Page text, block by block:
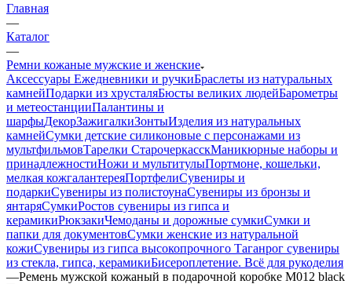
Главная
—
Каталог
—
Ремни кожаные мужские и женские
Аксессуары Ежедневники и ручкиБраслеты из натуральных
камнейПодарки из хрусталяБюсты великих людейБарометры
и метеостанцииПалантины и
шарфыДекорЗажигалкиЗонтыИзделия из натуральных
камнейСумки детские силиконовые с персонажами из
мультфильмовТарелки СтарочеркасскМаникюрные наборы и
принадлежностиНожи и мультитулыПортмоне, кошельки,
мелкая кожгалантереяПортфелиСувениры и
подаркиСувениры из полистоунаСувениры из бронзы и
янтаряСумкиРостов сувениры из гипса и
керамикиРюкзакиЧемоданы и дорожные сумкиСумки и
папки для документовСумки женские из натуральной
кожиСувениры из гипса высокопрочного Таганрог сувениры
из стекла, гипса, керамикиБисероплетение. Всё для рукоделия
—Ремень мужской кожаный в подарочной коробке M012 black